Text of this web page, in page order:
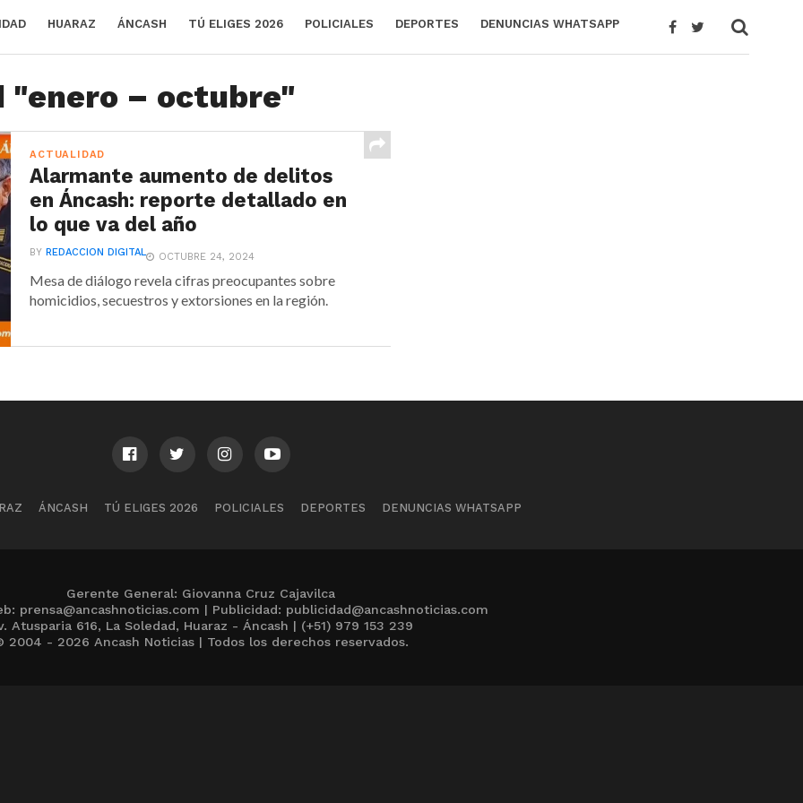
HUARAZ ÁNCASH TÚ ELIGES 2026 POLICIALES DEPORTES DENUNCIAS WHATSAPP
"enero – octubre"
ACTUALIDAD
Alarmante aumento de delitos
en Áncash: reporte detallado en
lo que va del año
BYREDACCION DIGITAL OCTUBRE 24, 2024
Mesa de diálogo revela cifras preocupantes sobre
homicidios, secuestros y extorsiones en la región.
ÁNCASH TÚ ELIGES 2026 POLICIALES DEPORTES DENUNCIAS WHATSAPP
Gerente General: Giovanna Cruz Cajavilca
prensa@ancashnoticias.com | Publicidad: publicidad@ancashnoticias.com
Atusparia 616, La Soledad, Huaraz - Áncash | (+51) 979 153 239
2004 - 2026 Ancash Noticias | Todos los derechos reservados.